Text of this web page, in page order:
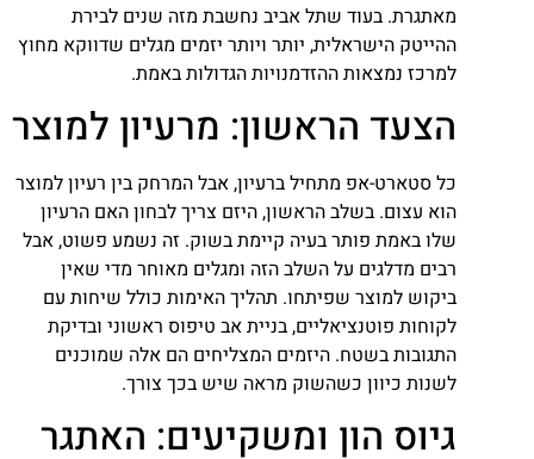
מאתגרת. בעוד שתל אביב נחשבת מזה שנים לבירת
ההייטק הישראלית, יותר ויותר יזמים מגלים שדווקא מחוץ
למרכז נמצאות ההזדמנויות הגדולות באמת.
הצעד הראשון: מרעיון למוצר
כל סטארט-אפ מתחיל ברעיון, אבל המרחק בין רעיון למוצר
הוא עצום. בשלב הראשון, היזם צריך לבחון האם הרעיון
שלו באמת פותר בעיה קיימת בשוק. זה נשמע פשוט, אבל
רבים מדלגים על השלב הזה ומגלים מאוחר מדי שאין
ביקוש למוצר שפיתחו. תהליך האימות כולל שיחות עם
לקוחות פוטנציאליים, בניית אב טיפוס ראשוני ובדיקת
התגובות בשטח. היזמים המצליחים הם אלה שמוכנים
לשנות כיוון כשהשוק מראה שיש בכך צורך.
גיוס הון ומשקיעים: האתגר